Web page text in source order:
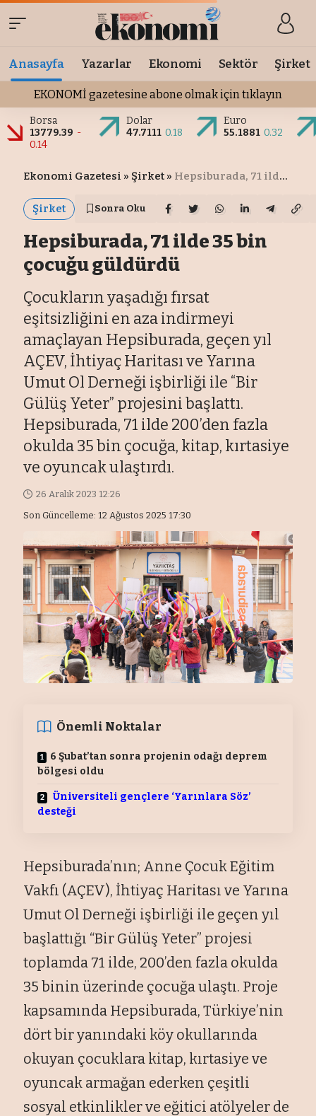
Anasayfa Yazarlar Ekonomi Sektör Şirket
EKONOMİ gazetesine abone olmak için tıklayın
Borsa
13779.39 -
0.14
Dolar
47.7111 0.18
Euro
55.1881 0.32
Ekonomi Gazetesi » Şirket » Hepsiburada, 71 ilde 35 bin çocuğu güldürdü
Şirket Sonra Oku
Hepsiburada, 71 ilde 35 bin
çocuğu güldürdü
Çocukların yaşadığı fırsat
eşitsizliğini en aza indirmeyi
amaçlayan Hepsiburada, geçen yıl
AÇEV, İhtiyaç Haritası ve Yarına
Umut Ol Derneği işbirliği ile “Bir
Gülüş Yeter” projesini başlattı.
Hepsiburada, 71 ilde 200’den fazla
okulda 35 bin çocuğa, kitap, kırtasiye
ve oyuncak ulaştırdı.
Son Güncelleme: 12 Ağustos 2025 17:30
26 Aralık 2023 12:26
Önemli Noktalar
6 Şubat’tan sonra projenin odağı deprem
bölgesi oldu
Üniversiteli gençlere ‘Yarınlara Söz’
desteği
Hepsiburada’nın; Anne Çocuk Eğitim
Vakfı (AÇEV), İhtiyaç Haritası ve Yarına
Umut Ol Derneği işbirliği ile geçen yıl
başlattığı “Bir Gülüş Yeter” projesi
toplamda 71 ilde, 200’den fazla okulda
35 binin üzerinde çocuğa ulaştı. Proje
kapsamında Hepsiburada, Türkiye’nin
dört bir yanındaki köy okullarında
okuyan çocuklara kitap, kırtasiye ve
oyuncak armağan ederken çeşitli
sosyal etkinlikler ve eğitici atölyeler de